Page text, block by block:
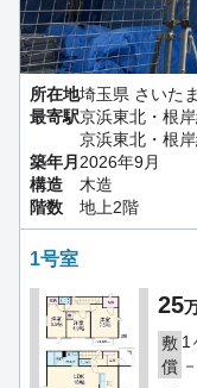
所在地埼玉県 さいた
最寄駅京浜東北・根
京浜東北・根
築年月 2026年9月
構造
木造
階数
地上2階
1号室
25
敷 1
償 －